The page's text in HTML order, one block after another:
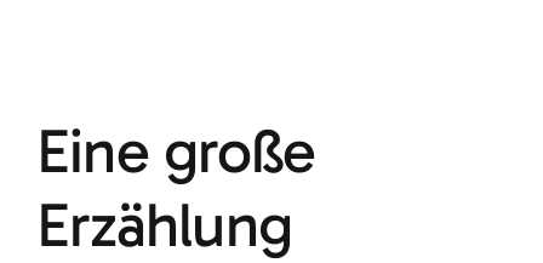
Eine große
Erzählung